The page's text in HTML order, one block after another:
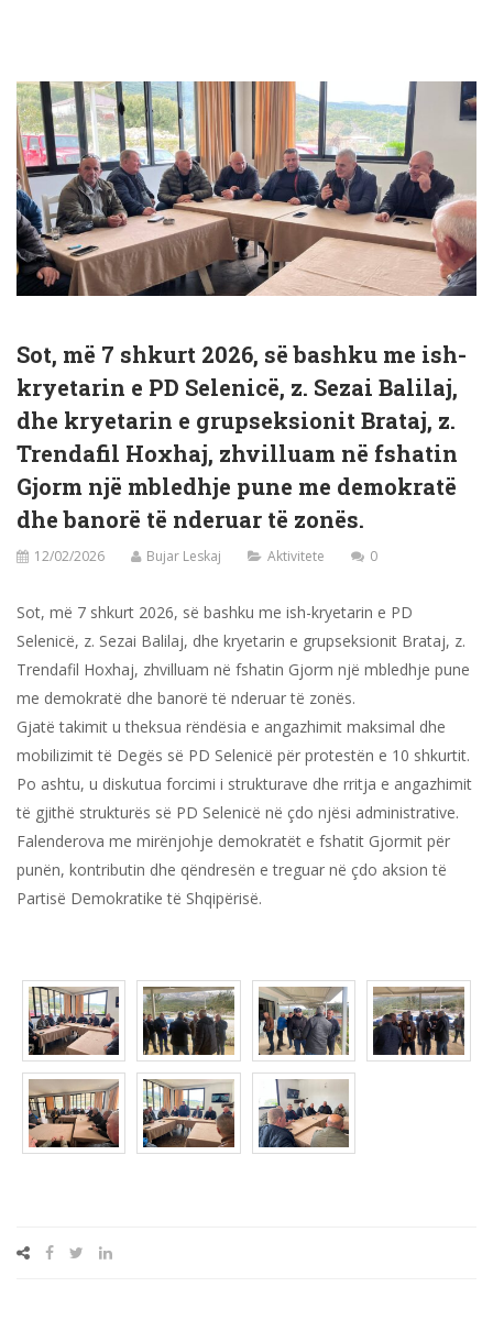
Sot, më 7 shkurt 2026, së bashku me ish-
kryetarin e PD Selenicë, z. Sezai Balilaj,
dhe kryetarin e grupseksionit Brataj, z.
Trendafil Hoxhaj, zhvilluam në fshatin
Gjorm një mbledhje pune me demokratë
dhe banorë të nderuar të zonës.
12/02/2026 Bujar Leskaj Aktivitete 0
Sot, më 7 shkurt 2026, së bashku me ish-kryetarin e PD
Selenicë, z. Sezai Balilaj, dhe kryetarin e grupseksionit Brataj, z.
Trendafil Hoxhaj, zhvilluam në fshatin Gjorm një mbledhje pune
me demokratë dhe banorë të nderuar të zonës.
Gjatë takimit u theksua rëndësia e angazhimit maksimal dhe
mobilizimit të Degës së PD Selenicë për protestën e 10 shkurtit.
Po ashtu, u diskutua forcimi i strukturave dhe rritja e angazhimit
të gjithë strukturës së PD Selenicë në çdo njësi administrative.
Falenderova me mirënjohje demokratët e fshatit Gjormit për
punën, kontributin dhe qëndresën e treguar në çdo aksion të
Partisë Demokratike të Shqipërisë.